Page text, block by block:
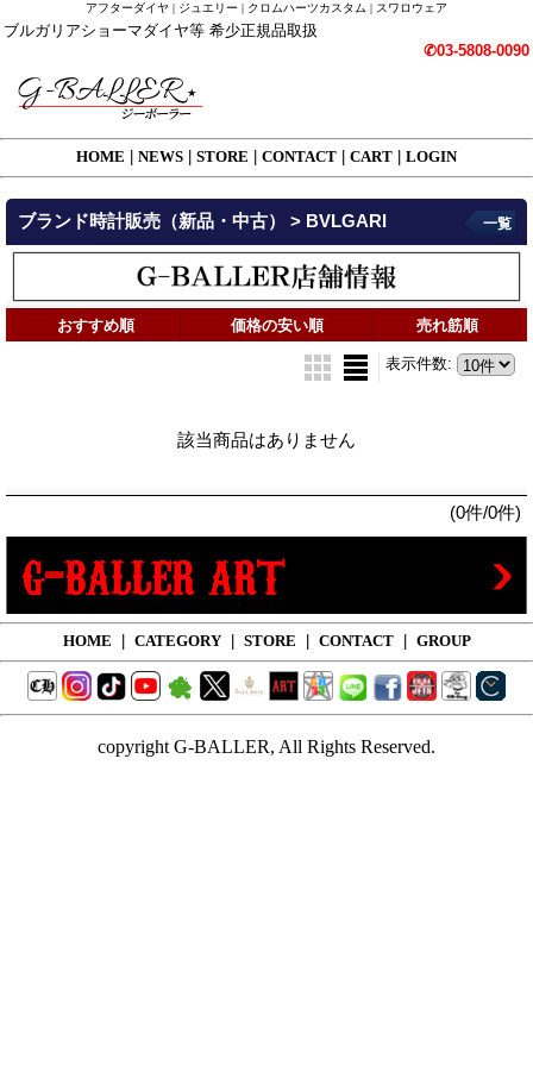
アフターダイヤ | ジュエリー | クロムハーツカスタム | スワロウェア
ブルガリアショーマダイヤ等 希少正規品取扱
✆03-5808-0090
HOME NEWS STORE CONTACT CART LOGIN
ブランド時計販売（新品・中古） > BVLGARI 一覧
おすすめ順 価格の安い順 売れ筋順
表示件数:
該当商品はありません
(0件/0件)
HOME CATEGORY STORE CONTACT GROUP
copyright G-BALLER, All Rights Reserved.